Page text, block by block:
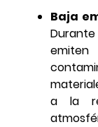
Baja
a la